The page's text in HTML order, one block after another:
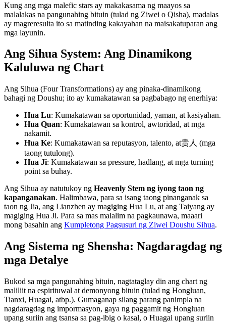
Kung ang mga malefic stars ay makakasama ng maayos sa
malalakas na pangunahing bituin (tulad ng Ziwei o Qisha), madalas
ay magreresulta ito sa matinding kakayahan na maisakatuparan ang
mga layunin.
Ang Sihua System: Ang Dinamikong
Kaluluwa ng Chart
Ang Sihua (Four Transformations) ay ang pinaka-dinamikong
bahagi ng Doushu; ito ay kumakatawan sa pagbabago ng enerhiya:
Hua Lu: Kumakatawan sa oportunidad, yaman, at kasiyahan.
Hua Quan: Kumakatawan sa kontrol, awtoridad, at mga
nakamit.
Hua Ke: Kumakatawan sa reputasyon, talento, at贵人 (mga
taong tutulong).
Hua Ji: Kumakatawan sa pressure, hadlang, at mga turning
point sa buhay.
Ang Sihua ay natutukoy ng Heavenly Stem ng iyong taon ng
kapanganakan. Halimbawa, para sa isang taong pinanganak sa
taon ng Jia, ang Lianzhen ay magiging Hua Lu, at ang Taiyang ay
magiging Hua Ji. Para sa mas malalim na pagkaunawa, maaari
mong basahin ang Kumpletong Pagsusuri ng Ziwei Doushu Sihua.
Ang Sistema ng Shensha: Nagdaragdag ng
mga Detalye
Bukod sa mga pangunahing bituin, nagtataglay din ang chart ng
maliliit na espirituwal at demonyong bituin (tulad ng Hongluan,
Tianxi, Huagai, atbp.). Gumaganap silang parang panimpla na
nagdaragdag ng impormasyon, gaya ng paggamit ng Hongluan
upang suriin ang tsansa sa pag-ibig o kasal, o Huagai upang suriin